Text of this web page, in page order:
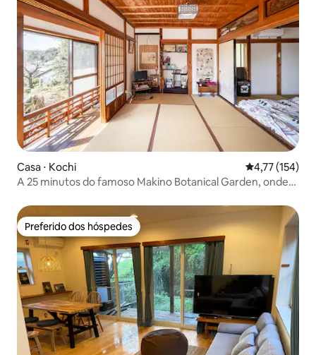
Casa ⋅ Kochi 4,77 de uma
4,77 (154)
A 25 minutos do famoso Makino Botanical Garden, onde
Preferido dos hóspedes
Preferido dos hóspedes